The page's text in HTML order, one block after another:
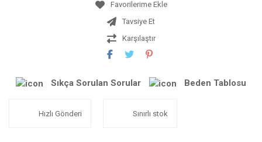
Tavsiye Et
Karşılaştır
Sıkça Sorulan Sorular Beden Tablosu
Hızlı Gönderi Sınırlı stok